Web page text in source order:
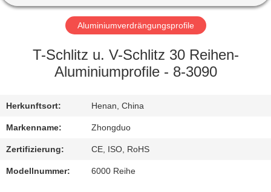
FABRIK-
AUSFLUG
QUALITÄTSKONTROLLE
TRETEN
SIE
MIT
UNS
Aluminiumverdrängungsprofile
T-Schlitz u. V-Schlitz 30 Reihen-
Aluminiumprofile - 8-3090
Herkunftsort: Henan, China
Markenname: Zhongduo
Zertifizierung: CE, ISO, RoHS
Modellnummer: 6000 Reihe